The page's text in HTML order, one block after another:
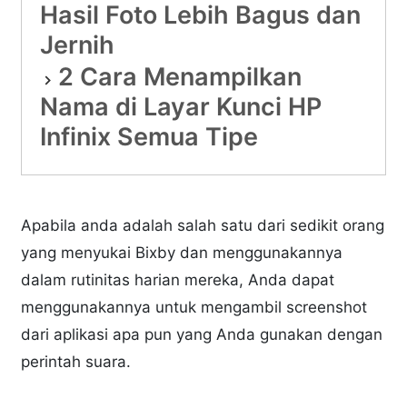
Hasil Foto Lebih Bagus dan
Jernih
2 Cara Menampilkan
Nama di Layar Kunci HP
Infinix Semua Tipe
Apabila anda adalah salah satu dari sedikit orang
yang menyukai Bixby dan menggunakannya
dalam rutinitas harian mereka, Anda dapat
menggunakannya untuk mengambil screenshot
dari aplikasi apa pun yang Anda gunakan dengan
perintah suara.